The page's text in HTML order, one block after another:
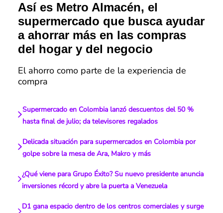
Así es Metro Almacén, el
supermercado que busca ayudar
a ahorrar más en las compras
del hogar y del negocio
El ahorro como parte de la experiencia de
compra
Supermercado en Colombia lanzó descuentos del 50 %
hasta final de julio; da televisores regalados
Delicada situación para supermercados en Colombia por
golpe sobre la mesa de Ara, Makro y más
¿Qué viene para Grupo Éxito? Su nuevo presidente anuncia
inversiones récord y abre la puerta a Venezuela
D1 gana espacio dentro de los centros comerciales y surge